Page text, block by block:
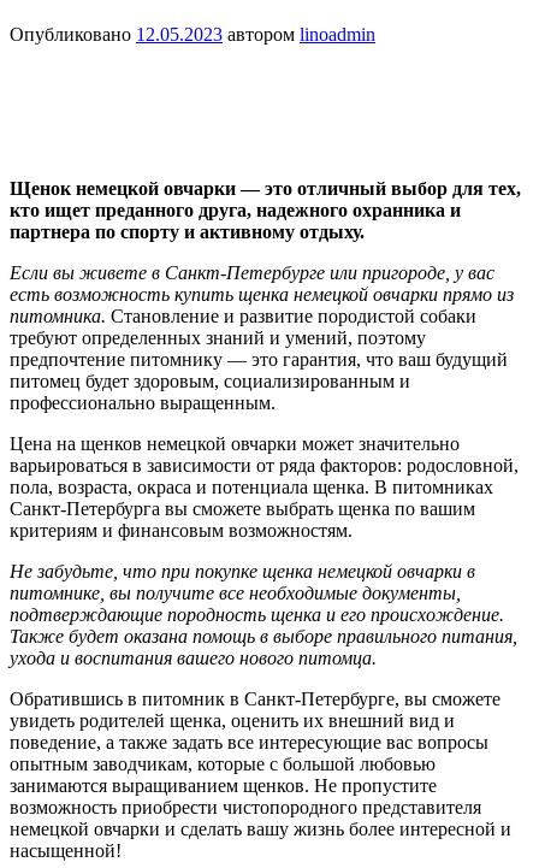
Опубликовано 12.05.2023 автором linoadmin
Щенок немецкой овчарки — это отличный выбор для тех,
кто ищет преданного друга, надежного охранника и
партнера по спорту и активному отдыху.
Если вы живете в Санкт-Петербурге или пригороде, у вас
есть возможность купить щенка немецкой овчарки прямо из
питомника. Становление и развитие породистой собаки
требуют определенных знаний и умений, поэтому
предпочтение питомнику — это гарантия, что ваш будущий
питомец будет здоровым, социализированным и
профессионально выращенным.
Цена на щенков немецкой овчарки может значительно
варьироваться в зависимости от ряда факторов: родословной,
пола, возраста, окраса и потенциала щенка. В питомниках
Санкт-Петербурга вы сможете выбрать щенка по вашим
критериям и финансовым возможностям.
Не забудьте, что при покупке щенка немецкой овчарки в
питомнике, вы получите все необходимые документы,
подтверждающие породность щенка и его происхождение.
Также будет оказана помощь в выборе правильного питания,
ухода и воспитания вашего нового питомца.
Обратившись в питомник в Санкт-Петербурге, вы сможете
увидеть родителей щенка, оценить их внешний вид и
поведение, а также задать все интересующие вас вопросы
опытным заводчикам, которые с большой любовью
занимаются выращиванием щенков. Не пропустите
возможность приобрести чистопородного представителя
немецкой овчарки и сделать вашу жизнь более интересной и
насыщенной!